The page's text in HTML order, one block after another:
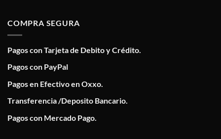
COMPRA SEGURA
Pagos con Tarjeta de Debito y Crédito.
Pagos con PayPal
Pagos en Efectivo en Oxxo.
Transferencia /Deposito Bancario.
Pagos con Mercado Pago.